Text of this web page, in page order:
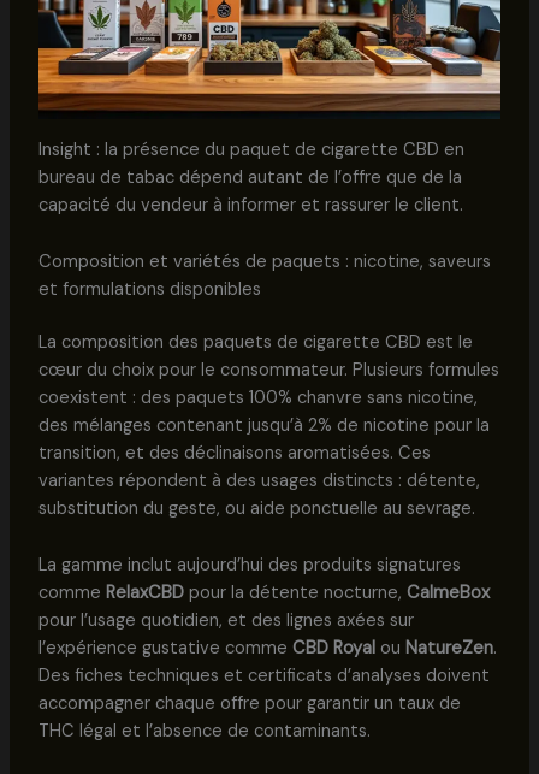
Insight : la présence du paquet de cigarette CBD en
bureau de tabac dépend autant de l’offre que de la
capacité du vendeur à informer et rassurer le client.
Composition et variétés de paquets : nicotine, saveurs
et formulations disponibles
La composition des paquets de cigarette CBD est le
cœur du choix pour le consommateur. Plusieurs formules
coexistent : des paquets 100% chanvre sans nicotine,
des mélanges contenant jusqu’à 2% de nicotine pour la
transition, et des déclinaisons aromatisées. Ces
variantes répondent à des usages distincts : détente,
substitution du geste, ou aide ponctuelle au sevrage.
La gamme inclut aujourd’hui des produits signatures
comme RelaxCBDpour la détente nocturne, CalmeBox
pour l’usage quotidien, et des lignes axées sur
l’expérience gustative comme CBD Royalou NatureZen.
Des fiches techniques et certificats d’analyses doivent
accompagner chaque offre pour garantir un taux de
THC légal et l’absence de contaminants.